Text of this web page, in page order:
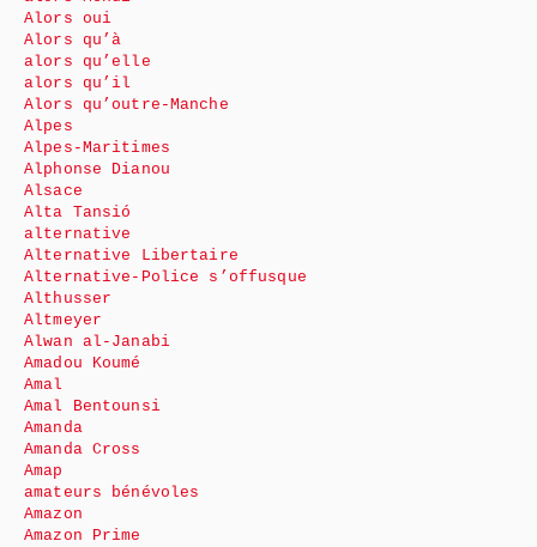
Alors oui
Alors qu’à
alors qu’elle
alors qu’il
Alors qu’outre-Manche
Alpes
Alpes-Maritimes
Alphonse Dianou
Alsace
Alta Tansió
alternative
Alternative Libertaire
Alternative-Police s’offusque
Althusser
Altmeyer
Alwan al-Janabi
Amadou Koumé
Amal
Amal Bentounsi
Amanda
Amanda Cross
Amap
amateurs bénévoles
Amazon
Amazon Prime